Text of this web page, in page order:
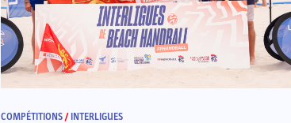
COMPÉTITIONS / INTERLIGUES